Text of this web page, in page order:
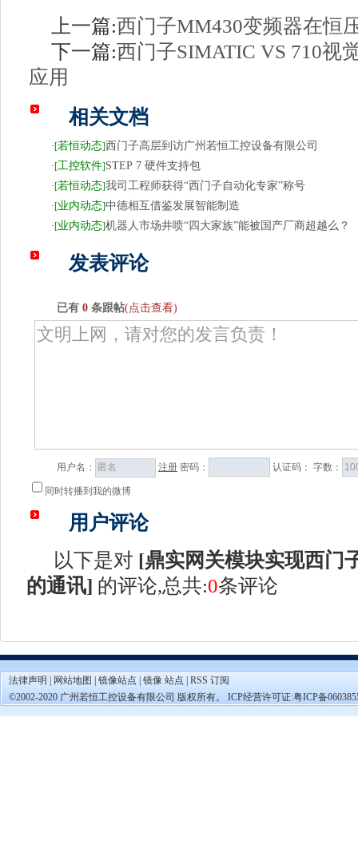
上一篇:西门子MM430变频器在恒
下一篇:西门子SIMATIC VS 710视
应用
相关文档
·[若恒动态]西门子高层到访广州若恒工控设备有限公司
·[工控软件]STEP 7 硬件支持包
·[若恒动态]我司工程师获得“西门子自动化专家”称号
·[业内动态]中德相互借鉴发展智能制造
·[业内动态]机器人市场井喷“四大家族”能被国产厂商超越么？
发表评论
已有 0 条跟帖(点击查看)
用户名： 注册 密码： 认证码： 字数：
同时转播到我的微博
用户评论
以下是对 [鼎实网关模块实现西门
的通讯] 的评论,总共:0条评论
法律声明 网站地图 镜像站点 镜像 站点
RSS 订阅
©2002-2020 广州若恒工控设备有限公司 版权所有。 ICP经营许可证:粤ICP备